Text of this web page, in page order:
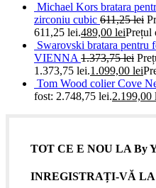
Michael Kors bratara
zirconiu cubic 611,25lei
611,25 lei.489,00 leiPrețul
Swarovski bratara pentru
VIENNA 1.373,75lei
1.373,75 lei.1.099,00 lei
Tom Wood colier Cove
fost: 2.748,75 lei.2.199,00
TOT CE E NOU LA By
INREGISTRAȚI-VĂ